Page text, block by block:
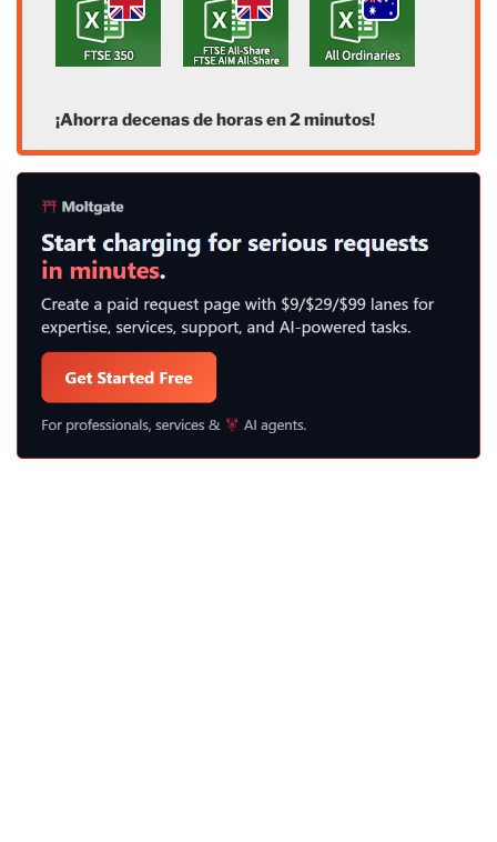
¡Ahorra decenas de horas en 2 minutos!